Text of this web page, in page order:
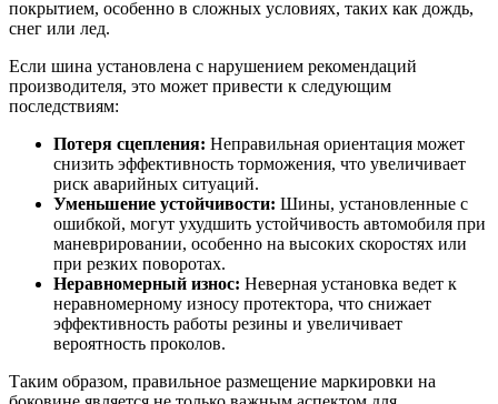
покрытием, особенно в сложных условиях, таких как дождь,
снег или лед.
Если шина установлена с нарушением рекомендаций
производителя, это может привести к следующим
последствиям:
Потеря сцепления: Неправильная ориентация может
снизить эффективность торможения, что увеличивает
риск аварийных ситуаций.
Уменьшение устойчивости: Шины, установленные с
ошибкой, могут ухудшить устойчивость автомобиля при
маневрировании, особенно на высоких скоростях или
при резких поворотах.
Неравномерный износ: Неверная установка ведет к
неравномерному износу протектора, что снижает
эффективность работы резины и увеличивает
вероятность проколов.
Таким образом, правильное размещение маркировки на